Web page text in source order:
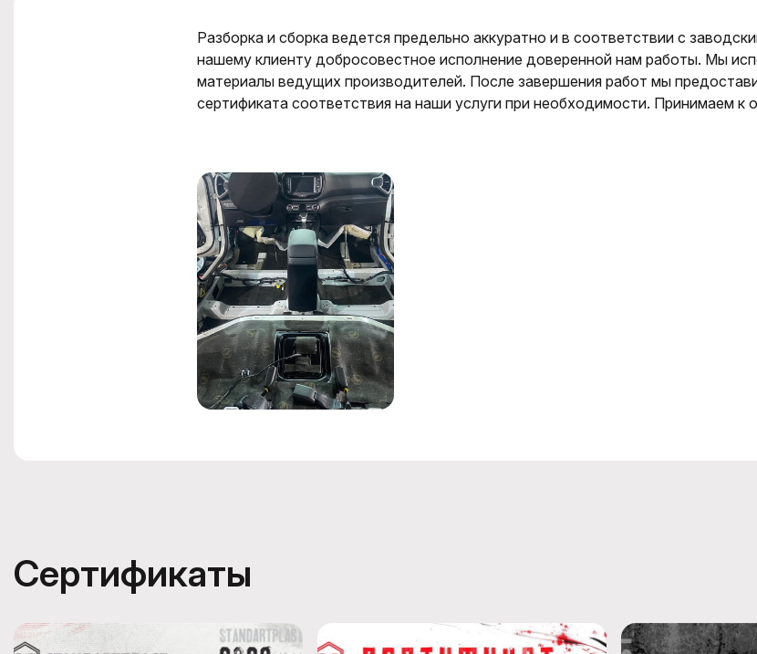
Разборка и сборка ведется предельно аккуратно и в соответствии с
нашему клиенту добросовестное исполнение доверенной нам работы. Мы
материалы ведущих производителей. После завершения работ мы
сертификата соответствия на наши услуги при необходимости. Принимаем к
Сертификаты